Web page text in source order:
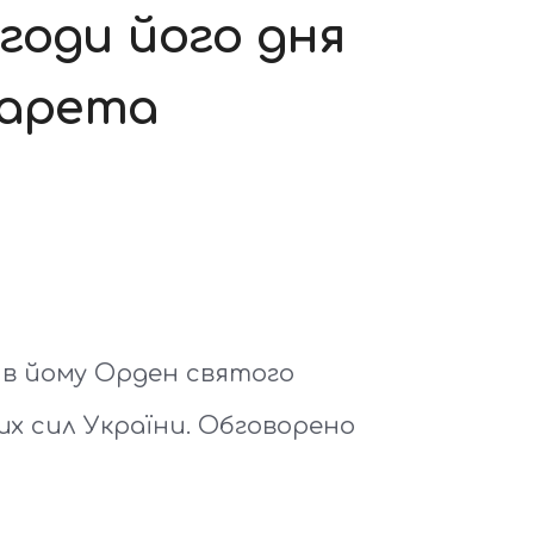
його дня
йому Орден святого
сил України. Обговорено